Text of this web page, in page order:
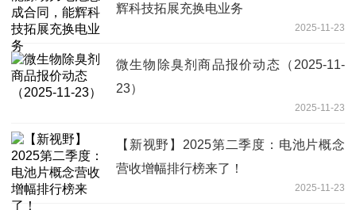
辉科技拓展充换电业务
2025-11-23
微生物除臭剂商品报价动态（2025-11-
23）
2025-11-23
【新视野】2025第二季度：电池片概念
营收增幅排行榜来了！
2025-11-23